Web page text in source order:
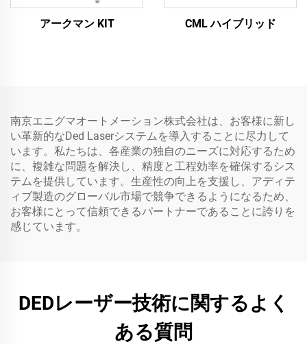
アークマン KIT CML ハイブリッド
南京エニグマオートメーション株式会社は、お客様に新し
い革新的なDed Laserシステムを導入することに尽力して
います。私たちは、各産業の独自のニーズに対応するため
に、複雑な問題を解決し、精度と工程効率を確保するシス
テムを提供しています。生産性の向上を支援し、アディテ
ィブ製造のグローバル市場で競争できるようになるため、
お客様にとって信頼できるパートナーであることに誇りを
感じています。
DEDレーザー技術に関するよく
ある質問